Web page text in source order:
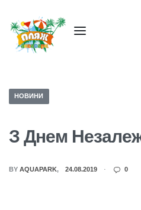
НОВИНИ
З Днем
BY AQUAPARK 24.08.2019 0